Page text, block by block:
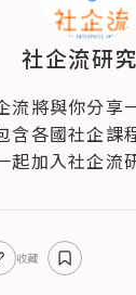
社企流研
流將與你分享
含各國社企課
起加入社企流
收藏